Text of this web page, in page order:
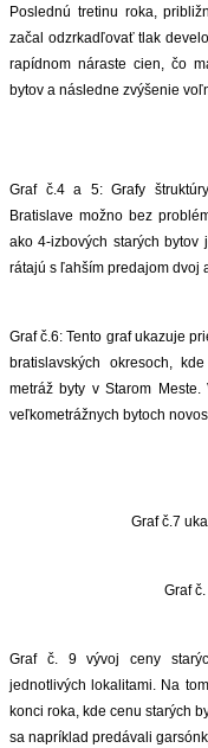
PARTNERI
PRIPOMIENKY
Poslednú tretinu roka,
začal odzrkadľovať tlak
rapídnom náraste cien, čo
bytov a následne zvýšenie
Graf č.4 a 5: Grafy
Bratislave možno bez
ako 4-izbových starých bytov
rátajú s ľahším predajom dvoj
Graf č.6: Tento graf ukazuje
bratislavských okresoch,
metráž byty v Starom
veľkometrážnych bytoch
Graf č.7
Graf
Graf č. 9 vývoj ceny
jednotlivých lokalitami. Na
konci roka, kde cenu starých
sa napríklad predávali